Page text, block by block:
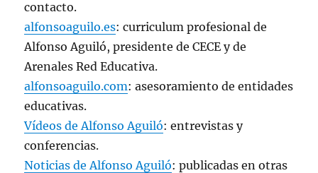
contacto.
alfonsoaguilo.es: curriculum profesional de
Alfonso Aguiló, presidente de CECE y de
Arenales Red Educativa.
alfonsoaguilo.com: asesoramiento de entidades
educativas.
Vídeos de Alfonso Aguiló: entrevistas y
conferencias.
Noticias de Alfonso Aguiló: publicadas en otras